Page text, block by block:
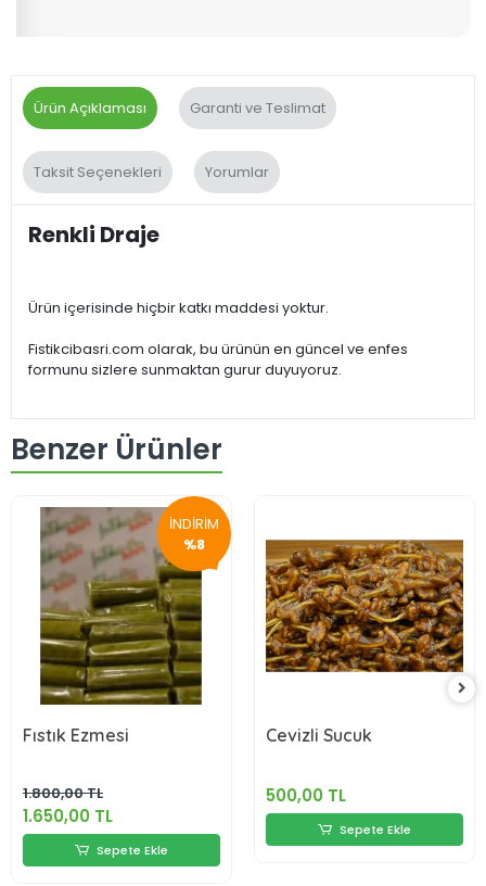
Ürün Açıklaması Garanti ve Teslimat
Taksit Seçenekleri Yorumlar
Renkli Draje
Ürün içerisinde hiçbir katkı maddesi yoktur.
Fistikcibasri.com olarak, bu ürünün en güncel ve enfes
formunu sizlere sunmaktan gurur duyuyoruz.
Benzer Ürünler
İNDİRİM
%8
Fıstık Ezmesi
1.800,00 TL
1.650,00 TL
Sepete Ekle
Cevizli Sucuk
500,00 TL
Sepete Ekle